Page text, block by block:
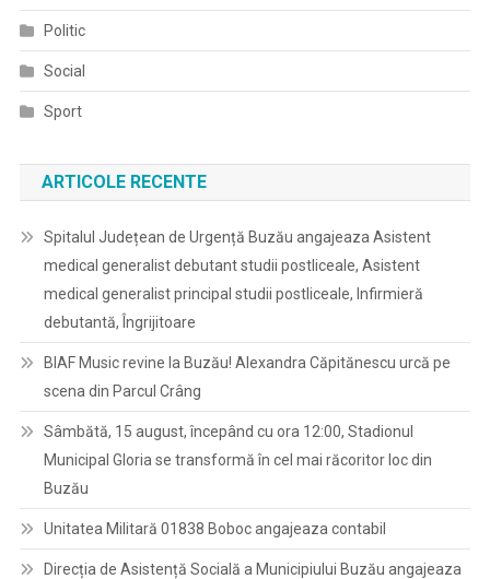
Politic
Social
Sport
ARTICOLE RECENTE
Spitalul Județean de Urgență Buzău angajeaza Asistent
medical generalist debutant studii postliceale, Asistent
medical generalist principal studii postliceale, Infirmieră
debutantă, Îngrijitoare
BIAF Music revine la Buzău! Alexandra Căpitănescu urcă pe
scena din Parcul Crâng
Sâmbătă, 15 august, începând cu ora 12:00, Stadionul
Municipal Gloria se transformă în cel mai răcoritor loc din
Buzău
Unitatea Militară 01838 Boboc angajeaza contabil
Direcția de Asistență Socială a Municipiului Buzău angajeaza